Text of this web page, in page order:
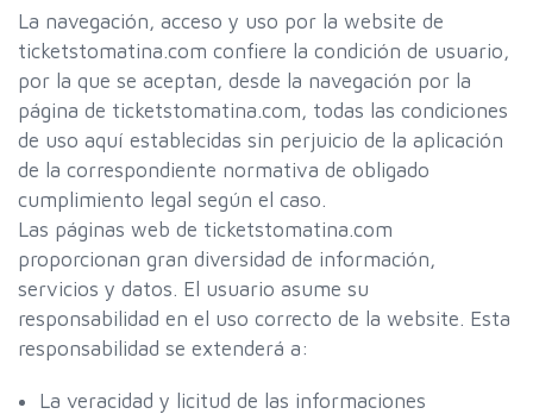
La navegación, acceso y uso por la website de
ticketstomatina.com confiere la condición de usuario,
por la que se aceptan, desde la navegación por la
página de ticketstomatina.com, todas las condiciones
de uso aquí establecidas sin perjuicio de la aplicación
de la correspondiente normativa de obligado
cumplimiento legal según el caso.
Las páginas web de ticketstomatina.com
proporcionan gran diversidad de información,
servicios y datos. El usuario asume su
responsabilidad en el uso correcto de la website. Esta
responsabilidad se extenderá a:
La veracidad y licitud de las informaciones